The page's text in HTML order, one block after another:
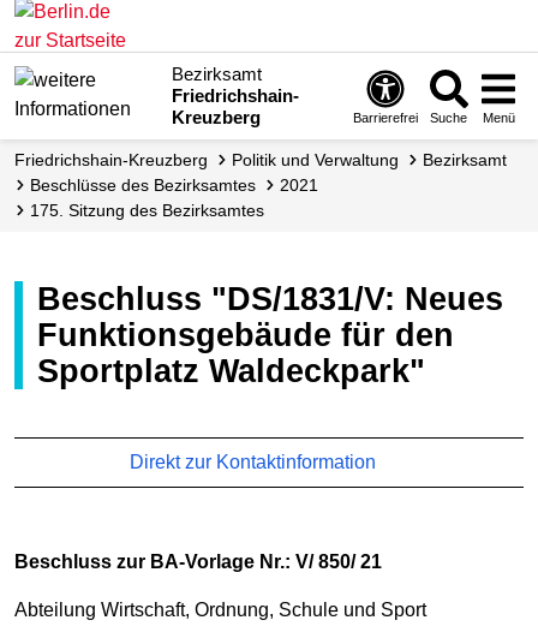
Bezirksamt
Friedrichshain-
Kreuzberg
Barrierefrei Suche Menü
Friedrichshain-Kreuzberg Politik und Verwaltung
Bezirksamt
Beschlüsse des Bezirksamtes
2021
175. Sitzung des Bezirksamtes
Beschluss "DS/1831/V: Neues
Funktionsgebäude für den
Sportplatz Waldeckpark"
Direkt zur Kontaktinformation
Beschluss zur BA-Vorlage Nr.: V/ 850/ 21
Abteilung Wirtschaft, Ordnung, Schule und Sport